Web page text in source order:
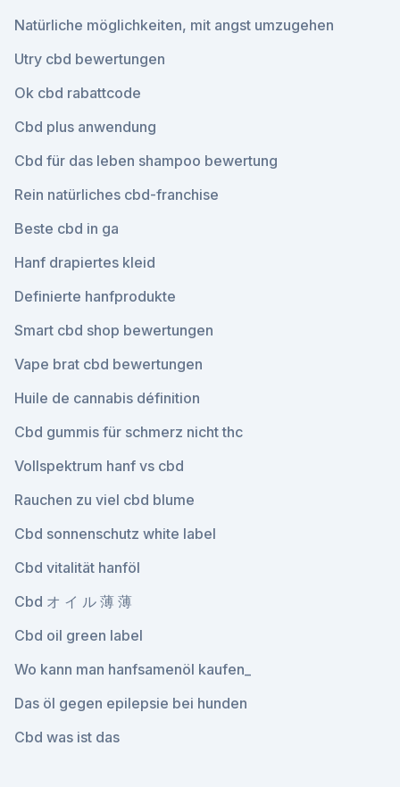
Natürliche möglichkeiten, mit angst umzugehen
Utry cbd bewertungen
Ok cbd rabattcode
Cbd plus anwendung
Cbd für das leben shampoo bewertung
Rein natürliches cbd-franchise
Beste cbd in ga
Hanf drapiertes kleid
Definierte hanfprodukte
Smart cbd shop bewertungen
Vape brat cbd bewertungen
Huile de cannabis définition
Cbd gummis für schmerz nicht thc
Vollspektrum hanf vs cbd
Rauchen zu viel cbd blume
Cbd sonnenschutz white label
Cbd vitalität hanföl
Cbd オ イ ル 薄 薄
Cbd oil green label
Wo kann man hanfsamenöl kaufen_
Das öl gegen epilepsie bei hunden
Cbd was ist das